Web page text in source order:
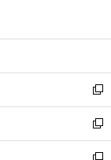
開
ン
ウ
で
開
く
ウ
ン
ド
ウ
で
開
新
し
い
ウ
新
し